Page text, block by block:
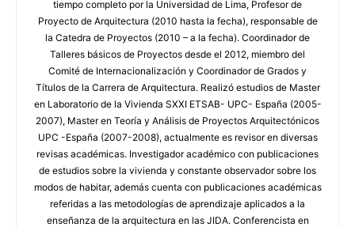
tiempo completo por la Universidad de Lima, Profesor de
Proyecto de Arquitectura (2010 hasta la fecha), responsable de
la Catedra de Proyectos (2010 – a la fecha). Coordinador de
Talleres básicos de Proyectos desde el 2012, miembro del
Comité de Internacionalización y Coordinador de Grados y
Títulos de la Carrera de Arquitectura. Realizó estudios de Master
en Laboratorio de la Vivienda SXXI ETSAB- UPC- España (2005-
2007), Master en Teoría y Análisis de Proyectos Arquitectónicos
UPC -España (2007-2008), actualmente es revisor en diversas
revisas académicas. Investigador académico con publicaciones
de estudios sobre la vivienda y constante observador sobre los
modos de habitar, además cuenta con publicaciones académicas
referidas a las metodologías de aprendizaje aplicados a la
enseñanza de la arquitectura en las JIDA. Conferencista en